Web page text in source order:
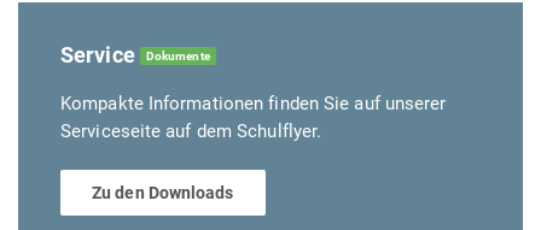
Service Dokumente
Kompakte Informationen finden Sie auf unserer
Serviceseite auf dem Schulflyer.
Zu den Downloads